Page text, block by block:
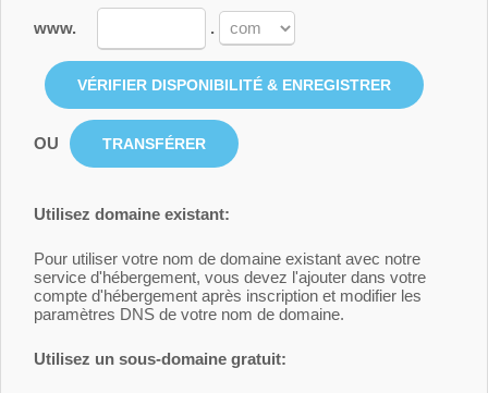
www. .
OU
Utilisez domaine existant:
Pour utiliser votre nom de domaine existant avec notre
service d'hébergement, vous devez l'ajouter dans votre
compte d'hébergement après inscription et modifier les
paramètres DNS de votre nom de domaine.
Utilisez un sous-domaine gratuit: